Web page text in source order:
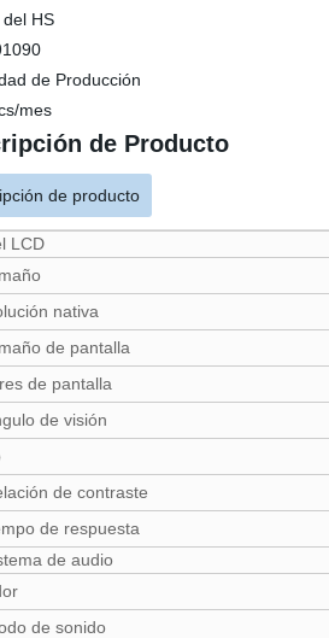
HS
de Producción
mes
de Producto
de producto
LCD
nativa
de pantalla
de pantalla
de visión
de contraste
de respuesta
de audio
de sonido